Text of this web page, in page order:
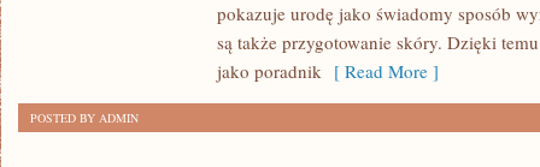
pokazuje urodę jako świadomy sposób
są także przygotowanie skóry. Dzięki
jako poradnik [ Read More ]
POSTED BY ADMIN